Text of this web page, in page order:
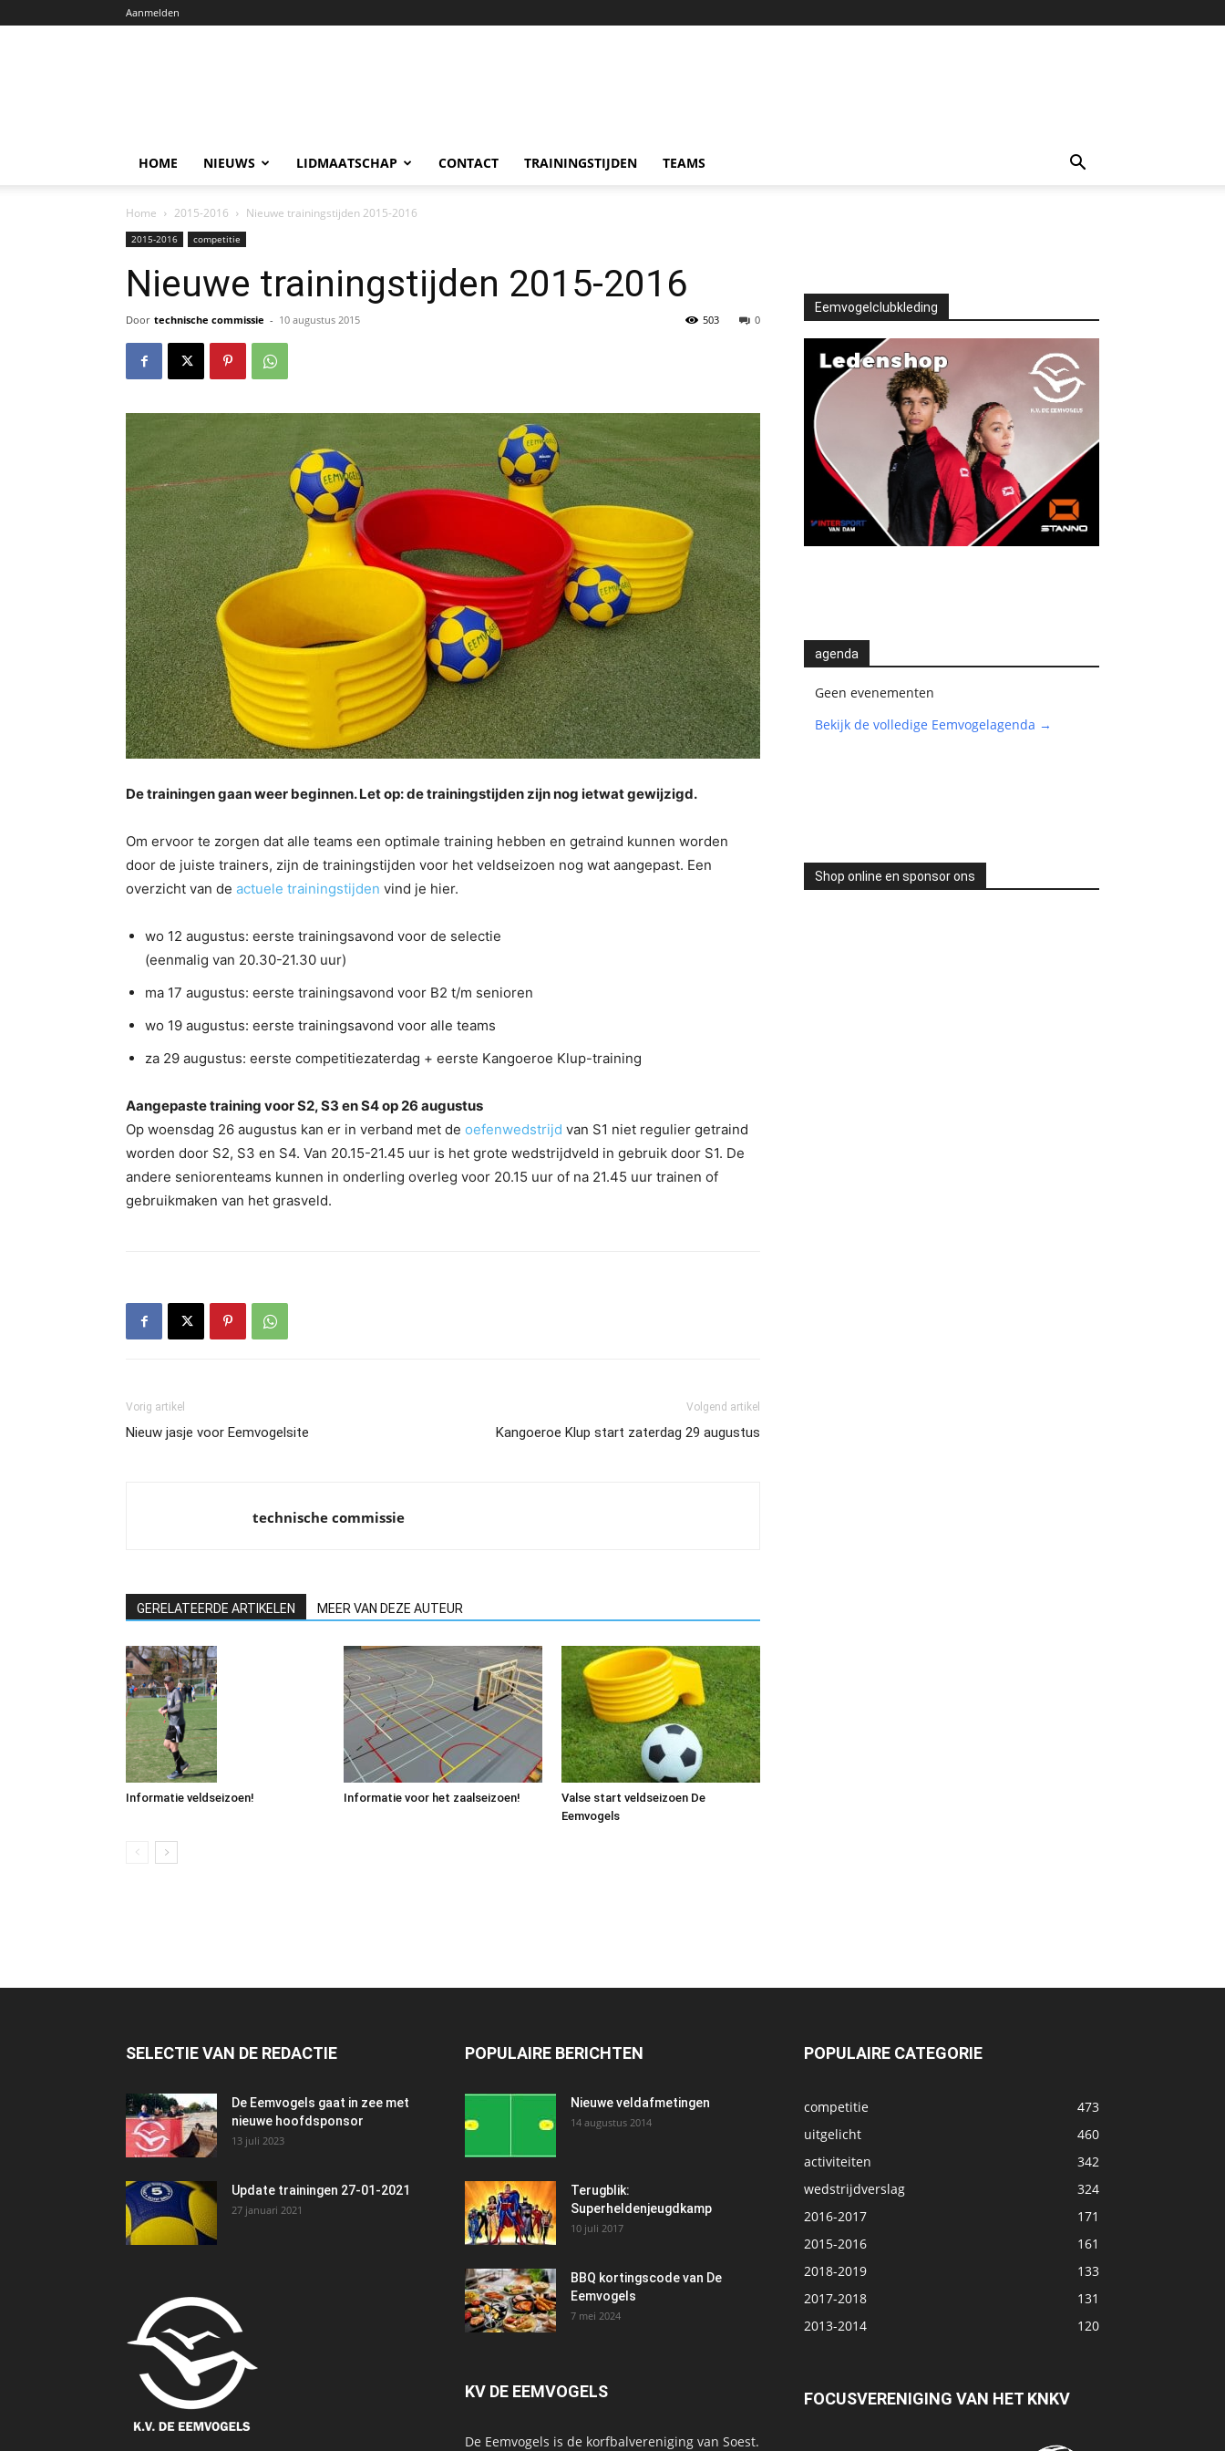
Aanmelden
HOME NIEUWS LIDMAATSCHAP CONTACT TRAININGSTIJDEN TEAMS
Home 2015-2016 Nieuwe trainingstijden 2015-2016
2015-2016 competitie
Nieuwe trainingstijden 2015-2016
Door technische commissie - 10 augustus 2015 0
503
De trainingen gaan weer beginnen. Let op: de trainingstijden zijn nog ietwat gewijzigd.
Om ervoor te zorgen dat alle teams een optimale training hebben en getraind kunnen worden
door de juiste trainers, zijn de trainingstijden voor het veldseizoen nog wat aangepast. Een
overzicht van de actuele trainingstijden vind je hier.
wo 12 augustus: eerste trainingsavond voor de selectie
(eenmalig van 20.30-21.30 uur)
ma 17 augustus: eerste trainingsavond voor B2 t/m senioren
wo 19 augustus: eerste trainingsavond voor alle teams
za 29 augustus: eerste competitiezaterdag + eerste Kangoeroe Klup-training
Aangepaste training voor S2, S3 en S4 op 26 augustus
Op woensdag 26 augustus kan er in verband met de oefenwedstrijd van S1 niet regulier getraind
worden door S2, S3 en S4. Van 20.15-21.45 uur is het grote wedstrijdveld in gebruik door S1. De
andere seniorenteams kunnen in onderling overleg voor 20.15 uur of na 21.45 uur trainen of
gebruikmaken van het grasveld.
Vorig artikel
Nieuw jasje voor Eemvogelsite
Volgend artikel
Kangoeroe Klup start zaterdag 29 augustus
technische commissie
GERELATEERDE ARTIKELEN MEER VAN DEZE AUTEUR
Informatie veldseizoen! Informatie voor het zaalseizoen!
Valse start veldseizoen De
Eemvogels
Eemvogelclubkleding
agenda
Geen evenementen
Bekijk de volledige Eemvogelagenda →
Shop online en sponsor ons
SELECTIE VAN DE REDACTIE
De Eemvogels gaat in zee met
nieuwe hoofdsponsor
13 juli 2023
Update trainingen 27-01-2021
27 januari 2021
POPULAIRE BERICHTEN
Nieuwe veldafmetingen
14 augustus 2014
Terugblik:
Superheldenjeugdkamp
10 juli 2017
BBQ kortingscode van De
Eemvogels
7 mei 2024
KV DE EEMVOGELS
De Eemvogels is de korfbalvereniging van Soest.
POPULAIRE CATEGORIE
competitie
473
uitgelicht
460
activiteiten
342
wedstrijdverslag
324
2016-2017
171
2015-2016
161
2018-2019
133
2017-2018
131
2013-2014
120
FOCUSVERENIGING VAN HET KNKV